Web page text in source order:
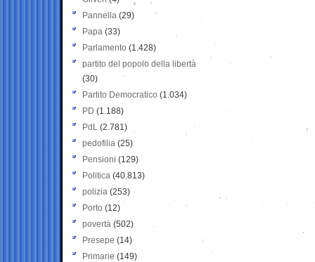
Pannella (29)
Papa (33)
Parlamento (1.428)
partito del popolo della libertà
(30)
Partito Democratico (1.034)
PD (1.188)
PdL (2.781)
pedofilia (25)
Pensioni (129)
Politica (40.813)
polizia (253)
Porto (12)
povertà (502)
Presepe (14)
Primarie (149)